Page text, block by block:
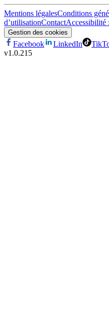
Mentions légalesConditions
d’utilisationContactAccessibilité
Gestion des cookies
Facebook LinkedIn
v1.0.215